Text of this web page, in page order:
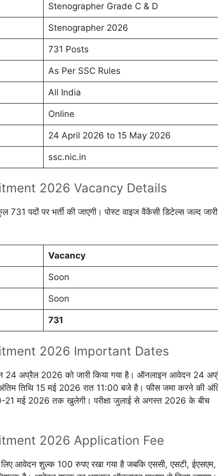
Stenographer Grade C & D
Stenographer 2026
731 Posts
As Per SSC Rules
All India
Online
24 April 2026 to 15 May 2026
ssc.nic.in
2026 Vacancy Details
731 पदों पर भर्ती की जाएगी। पोस्ट वाइज वैकेंसी डिटेल्स जल्द
Vacancy
Soon
Soon
731
2026 Important Dates
24 अप्रैल 2026 को जारी किया गया है। ऑनलाइन आवेदन 24
तिथि 15 मई 2026 रात 11:00 बजे है। फीस जमा करने की
21 मई 2026 तक खुलेगी। परीक्षा जुलाई से अगस्त 2026 के बीच
2026 Application Fee
लिए आवेदन शुल्क 100 रुपए रखा गया है जबकि एससी, एसटी, ईएसएम,